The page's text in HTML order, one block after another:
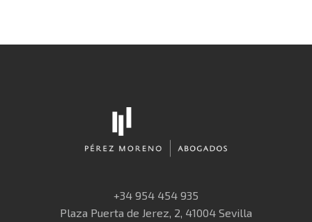
+34 954 454 935
Plaza Puerta de Jerez, 2, 41004 Sevilla